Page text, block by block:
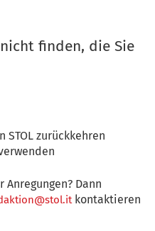
finden, die Sie
STOL zurückkehren
Dann
kontaktieren